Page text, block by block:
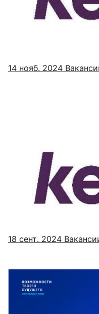
14 нояб. 2024
18 сент. 2024